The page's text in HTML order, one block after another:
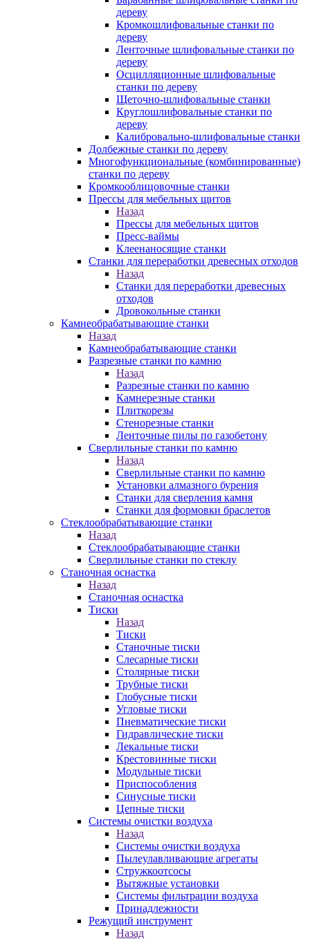
дереву
Кромкошлифовальные станки по
дереву
Ленточные шлифовальные станки по
дереву
Осцилляционные шлифовальные
станки по дереву
Щеточно-шлифовальные станки
Круглошлифовальные станки по
дереву
Калибровально-шлифовальные станки
Долбежные станки по дереву
Многофункциональные (комбинированные)
станки по дереву
Кромкооблицовочные станки
Прессы для мебельных щитов
Назад
Прессы для мебельных щитов
Пресс-ваймы
Клеенаносящие станки
Станки для переработки древесных отходов
Назад
Станки для переработки древесных
отходов
Дровокольные станки
Камнеобрабатывающие станки
Назад
Камнеобрабатывающие станки
Разрезные станки по камню
Назад
Разрезные станки по камню
Камнерезные станки
Плиткорезы
Стенорезные станки
Ленточные пилы по газобетону
Сверлильные станки по камню
Назад
Сверлильные станки по камню
Установки алмазного бурения
Станки для сверления камня
Станки для формовки браслетов
Стеклообрабатывающие станки
Назад
Стеклообрабатывающие станки
Сверлильные станки по стеклу
Станочная оснастка
Назад
Станочная оснастка
Тиски
Назад
Тиски
Станочные тиски
Слесарные тиски
Столярные тиски
Трубные тиски
Глобусные тиски
Угловые тиски
Пневматические тиски
Гидравлические тиски
Лекальные тиски
Крестовинные тиски
Модульные тиски
Приспособления
Синусные тиски
Цепные тиски
Системы очистки воздуха
Назад
Системы очистки воздуха
Пылеулавливающие агрегаты
Стружкоотсосы
Вытяжные установки
Системы фильтрации воздуха
Принадлежности
Режущий инструмент
Назад